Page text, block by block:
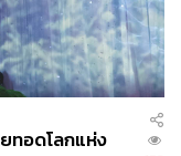
ทอดโลกแห่ง